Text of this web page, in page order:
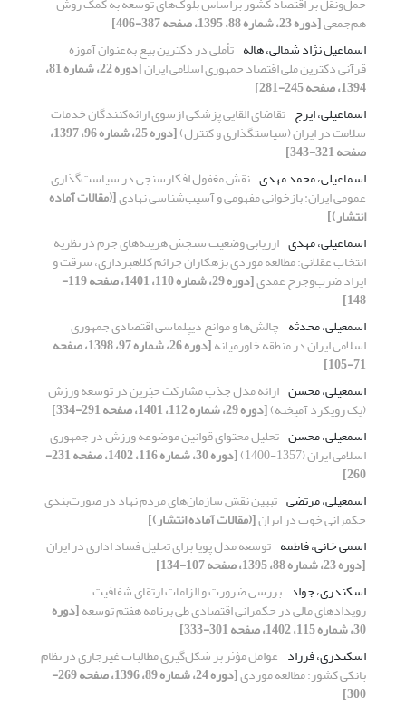
هم‌جمعی[دوره 23، شماره 88، 1395، صفحه 387-406]
اسماعیل نژاد شمالی، هاله تأملی در دکترین بیع به‌عنوان آموزه
قرآنی دکترین ملی اقتصاد جمهوری اسلامی ایران [دوره 22، شماره 81،
1394، صفحه 245-281]
اسماعیلی، ایرج تقاضای القایی پزشکی ازسوی ارائه‌کنندگان خدمات
سلامت در ایران (سیاستگذاری و کنترل) [دوره 25، شماره 96، 1397،
صفحه 321-343]
اسماعیلی، محمد مهدی نقش مغفول افکارسنجی در سیاست‌گذاری
عمومی ایران: بازخوانی مفهومی و آسیب‌شناسی نهادی[(مقالات آماده
انتشار)]
اسماعیلی، مهدی ارزیابی وضعیت سنجش هزینه‌های جرم در نظریه
انتخاب عقلانی: مطالعه موردی بزهکاران جرائم کلاهبرداری، سرقت و
ایراد ضرب‌و‌جرح عمدی [دوره 29، شماره 110، 1401، صفحه 119-
148]
اسمعیلی، محدثه چالش‌ها و موانع دیپلماسی اقتصادی جمهوری
اسلامی ایران در منطقه خاورمیانه [دوره 26، شماره 97، 1398، صفحه
71-105]
اسمعیلی، محسن ارائه مدل جذب مشارکت خیّرین در توسعه ورزش
(یک رویکرد آمیخته)[دوره 29، شماره 112، 1401، صفحه 291-334]
اسمعیلی، محسن تحلیل محتوای قوانین موضوعه ورزش در جمهوری
اسلامی ایران (1357-1400) [دوره 30، شماره 116، 1402، صفحه 231-
260]
اسمعیلی، مرتضی تبیین نقش سازمان‌های مردم نهاد در صورت‌بندی
حکمرانی خوب در ایران[(مقالات آماده انتشار)]
اسمی خانی، فاطمه توسعه مدل پویا برای تحلیل فساد اداری در ایران
[دوره 23، شماره 88، 1395، صفحه 107-134]
اسکندری، جواد بررسی ضرورت و الزامات ارتقای شفافیت
رویدادهای مالی در حکمرانی اقتصادی طی برنامه هفتم توسعه[دوره
30، شماره 115، 1402، صفحه 301-333]
اسکندری، فرزاد عوامل مؤثر بر شکل‌گیری مطالبات غیرجاری در نظام
بانکی کشور: مطالعه موردی [دوره 24، شماره 89، 1396، صفحه 269-
300]